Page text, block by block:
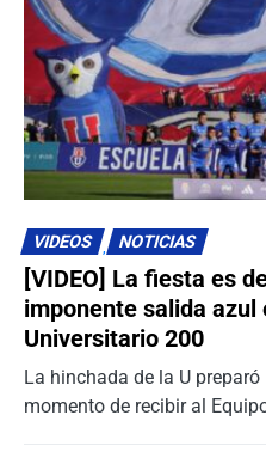
VIDEOS NOTICIAS
[VIDEO] La fiesta es
imponente salida azul
Universitario 200
La hinchada de la U
momento de recibir al